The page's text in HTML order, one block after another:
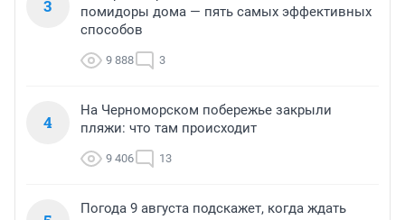
3
помидоры дома — пять самых эффективных
способов
9 888 3
4
На Черноморском побережье закрыли
пляжи: что там происходит
9 406 13
Погода 9 августа подскажет, когда ждать